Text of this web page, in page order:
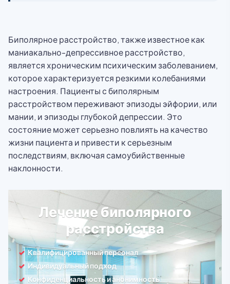
Биполярное расстройство, также известное как
маниакально-депрессивное расстройство,
является хроническим психическим заболеванием,
которое характеризуется резкими колебаниями
настроения. Пациенты с биполярным
расстройством переживают эпизоды эйфории, или
мании, и эпизоды глубокой депрессии. Это
состояние может серьезно повлиять на качество
жизни пациента и привести к серьезным
последствиям, включая самоубийственные
наклонности.
Лечение биполярного
расстройства
Квалифицированный персонал
Индивидуальный подход
Конфиденциальность и анонимность